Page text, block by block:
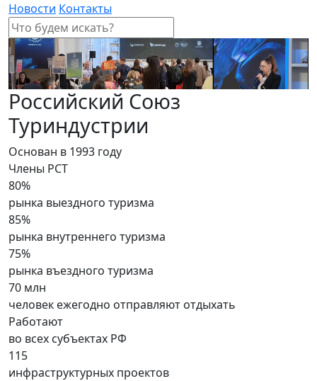
Новости Контакты
Российский Союз
Туриндустрии
Основан в 1993 году
Члены РСТ
80%
рынка выездного туризма
85%
рынка внутреннего туризма
75%
рынка въездного туризма
70 млн
человек ежегодно отправляют отдыхать
Работают
во всех субъектах РФ
115
инфраструктурных проектов